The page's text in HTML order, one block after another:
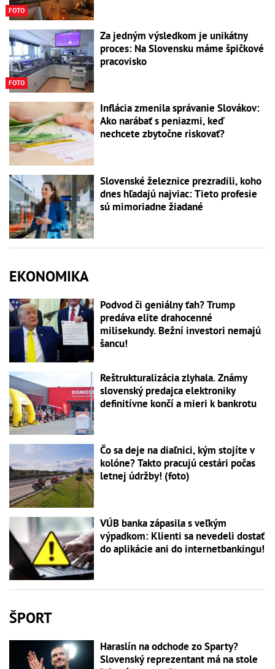
FOTO
FOTO
Za jedným výsledkom je unikátny
proces: Na Slovensku máme špičkové
pracovisko
Inflácia zmenila správanie Slovákov:
Ako narábať s peniazmi, keď
nechcete zbytočne riskovať?
Slovenské železnice prezradili, koho
dnes hľadajú najviac: Tieto profesie
sú mimoriadne žiadané
EKONOMIKA
Podvod či geniálny ťah? Trump
predáva elite drahocenné
milisekundy. Bežní investori nemajú
šancu!
Reštrukturalizácia zlyhala. Známy
slovenský predajca elektroniky
definitívne končí a mieri k bankrotu
Čo sa deje na diaľnici, kým stojíte v
kolóne? Takto pracujú cestári počas
letnej údržby! (foto)
VÚB banka zápasila s veľkým
výpadkom: Klienti sa nevedeli dostať
do aplikácie ani do internetbankingu!
ŠPORT
Haraslín na odchode zo Sparty?
Slovenský reprezentant má na stole